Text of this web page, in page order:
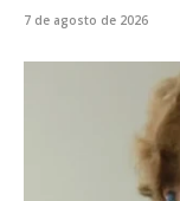
7 de agosto de 2026